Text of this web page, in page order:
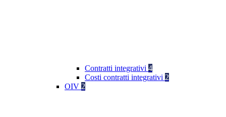
Contratti integrativi 4
Costi contratti integrativi 2
OIV 2